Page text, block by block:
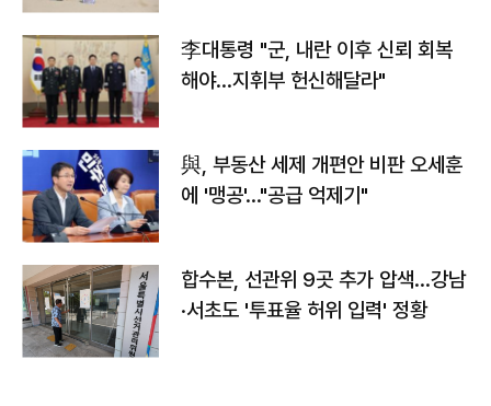
李대통령 "군, 내란 이후 신뢰 회복
해야…지휘부 헌신해달라"
與, 부동산 세제 개편안 비판 오세훈
에 '맹공'…"공급 억제기"
합수본, 선관위 9곳 추가 압색…강남
·서초도 '투표율 허위 입력' 정황